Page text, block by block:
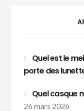
Quel est le
porte des
Quel casque
26 mars 2026